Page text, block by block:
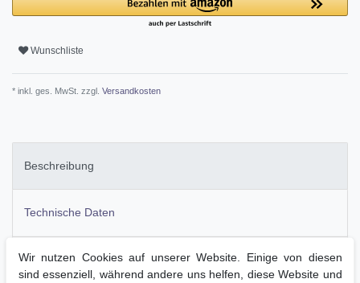
Wunschliste
* inkl. ges. MwSt. zzgl. Versandkosten
Beschreibung
Technische Daten
Weitere Details
Wir nutzen Cookies auf unserer Website. Einige von diesen
sind essenziell, während andere uns helfen, diese Website und